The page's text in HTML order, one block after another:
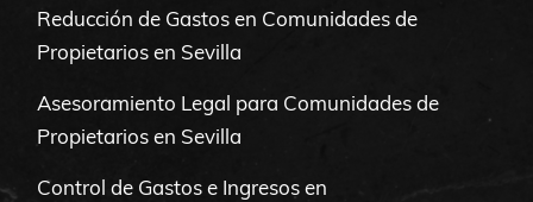
Reducción de Gastos en Comunidades de
Propietarios en Sevilla
Asesoramiento Legal para Comunidades de
Propietarios en Sevilla
Control de Gastos e Ingresos en